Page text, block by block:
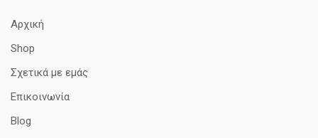
Αρχική
Shop
Σχετικά με εμάς
Επικοινωνία
Blog